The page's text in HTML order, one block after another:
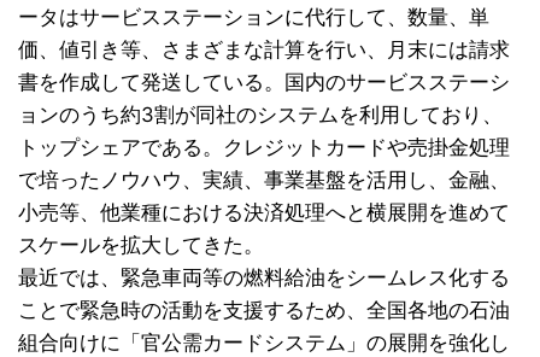
ータはサービスステーションに代行して、数量、単
価、値引き等、さまざまな計算を行い、月末には請求
書を作成して発送している。国内のサービスステーシ
ョンのうち約3割が同社のシステムを利用しており、
トップシェアである。クレジットカードや売掛金処理
で培ったノウハウ、実績、事業基盤を活用し、金融、
小売等、他業種における決済処理へと横展開を進めて
スケールを拡大してきた。
最近では、緊急車両等の燃料給油をシームレス化する
ことで緊急時の活動を支援するため、全国各地の石油
組合向けに「官公需カードシステム」の展開を強化し